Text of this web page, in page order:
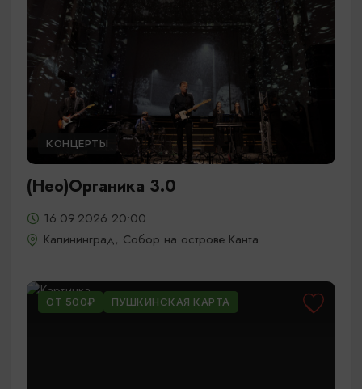
КОНЦЕРТЫ
(Нео)Органика 3.0
16.09.2026 20:00
Калининград, Собор на острове Канта
ОТ 500₽ ПУШКИНСКАЯ КАРТА